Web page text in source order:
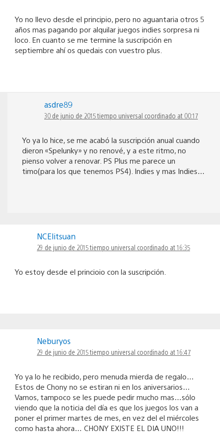
Yo no llevo desde el principio, pero no aguantaria otros 5
años mas pagando por alquilar juegos indies sorpresa ni
loco. En cuanto se me termine la suscripción en
septiembre ahí os quedais con vuestro plus.
asdre89
30 de junio de 2015 tiempo universal coordinado at 00:17
Yo ya lo hice, se me acabó la suscripción anual cuando
dieron «Spelunky» y no renové, y a este ritmo, no
pienso volver a renovar. PS Plus me parece un
timo(para los que tenemos PS4). Indies y mas Indies…
NCElitsuan
29 de junio de 2015 tiempo universal coordinado at 16:35
Yo estoy desde el princioio con la suscripción.
Neburyos
29 de junio de 2015 tiempo universal coordinado at 16:47
Yo ya lo he recibido, pero menuda mierda de regalo…
Estos de Chony no se estiran ni en los aniversarios…
Vamos, tampoco se les puede pedir mucho mas…sólo
viendo que la noticia del día es que los juegos los van a
poner el primer martes de mes, en vez del el miércoles
como hasta ahora… CHONY EXISTE EL DIA UNO!!!